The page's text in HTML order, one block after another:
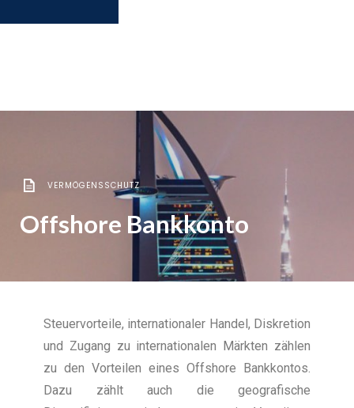
VERMÖGENSSCHUTZ
Offshore Bankkonto
Steuervorteile, internationaler Handel, Diskretion
und Zugang zu internationalen Märkten zählen
zu den Vorteilen eines Offshore Bankkontos.
Dazu zählt auch die geografische